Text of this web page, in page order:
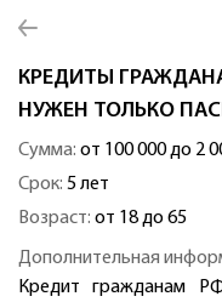
КРЕДИТЫ
НУЖЕН ТОЛЬКО
Сумма: от 100 000 до 2
Срок: 5 лет
Возраст: от 18 до 65
Дополнительная
Кредит гражданам